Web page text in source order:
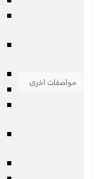
مواصفات اخرى